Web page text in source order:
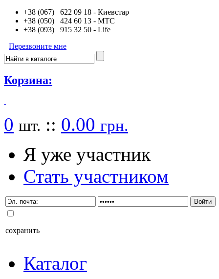
+38 (067) 622 09 18 - Киевстар
+38 (050) 424 60 13 - MTC
+38 (093) 915 32 50 - Life
Перезвоните мне
Корзина:
0 шт. :: 0.00 грн.
Я уже участник
Стать участником
сохранить
Каталог